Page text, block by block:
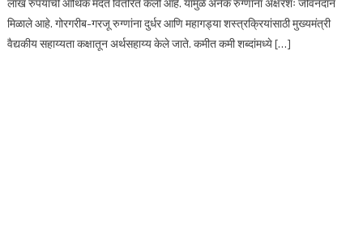
मिळाले आहे. गोरगरीब-गरजू रुग्णांना दुर्धर आणि महागड्या शस्त्रक्रियांसाठी मुख्यमंत्री
वैद्यकीय सहाय्यता कक्षातून अर्थसहाय्य केले जाते. कमीत कमी शब्दांमध्ये […]